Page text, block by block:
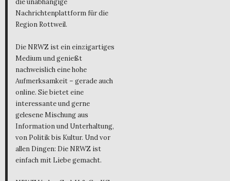
die unabhängige
Nachrichtenplattform für die
Region Rottweil.
Die NRWZ ist ein einzigartiges
Medium und genießt
nachweislich eine hohe
Aufmerksamkeit – gerade auch
online. Sie bietet eine
interessante und gerne
gelesene Mischung aus
Information und Unterhaltung,
von Politik bis Kultur. Und vor
allen Dingen: Die NRWZ ist
einfach mit Liebe gemacht.